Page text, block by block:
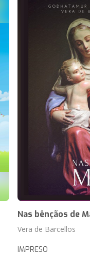
Nas bênçãos de
Vera de Barcellos
IMPRESO